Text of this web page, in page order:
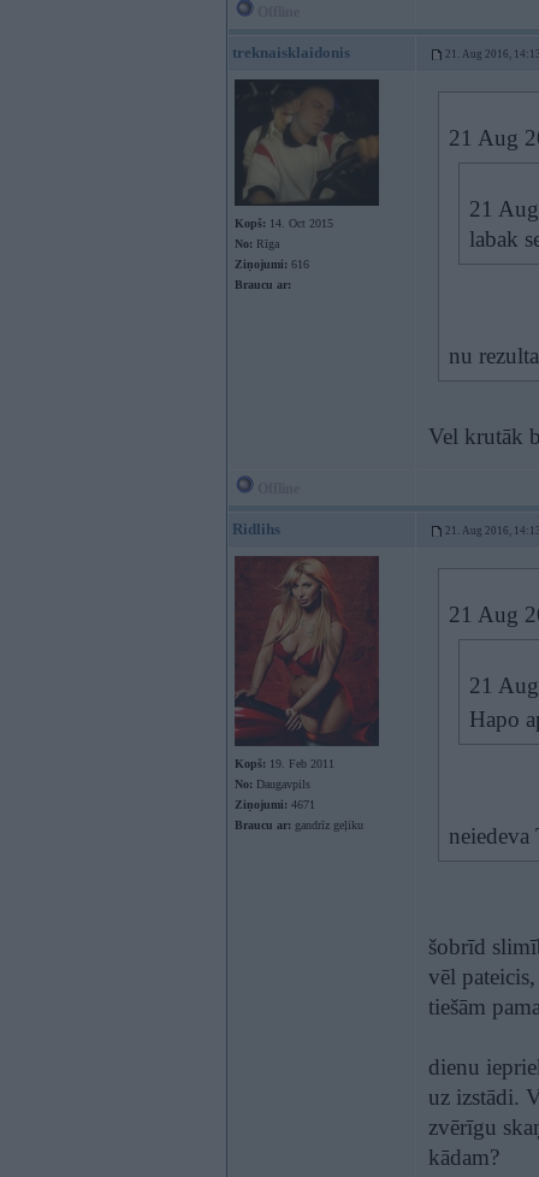
treknaisklaidonis 21. Aug 2016,
Kopš: 14. Oct 2015
No: Rīga
Ziņojumi: 616
Braucu ar:
21 Aug
21
labak
nu
Vel krutāk
Ridlihs 21. Aug 2016,
Kopš: 19. Feb 2011
No: Daugavpils
Ziņojumi: 4671
Braucu ar: gandrīz geļiku
21 Aug
21
Hapo
šobrīd
vēl
tiešām
dienu
uz izstādi.
zvērīgu
kādam?